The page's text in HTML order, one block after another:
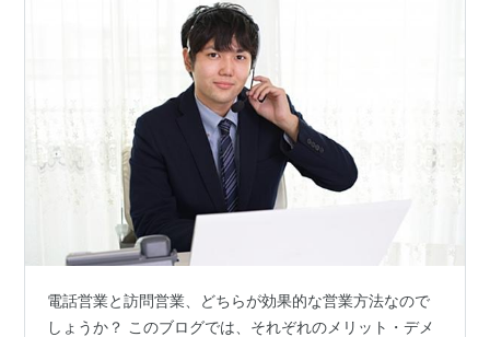
電話営業と訪問営業、どちらが効果的な営業方法なので
しょうか？ このブログでは、それぞれのメリット・デメ